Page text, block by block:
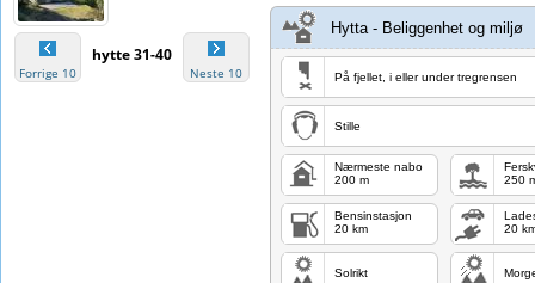
Hardanger/Røldal/Haukeli
Forrige 10
hytte 31-40
Neste 10
Hytta - Beliggenhet og miljø
På fjellet, i eller under tregrensen
Stille
Nærmeste nabo
200 m
250
Bensinstasjon
20 km
20
Solrikt